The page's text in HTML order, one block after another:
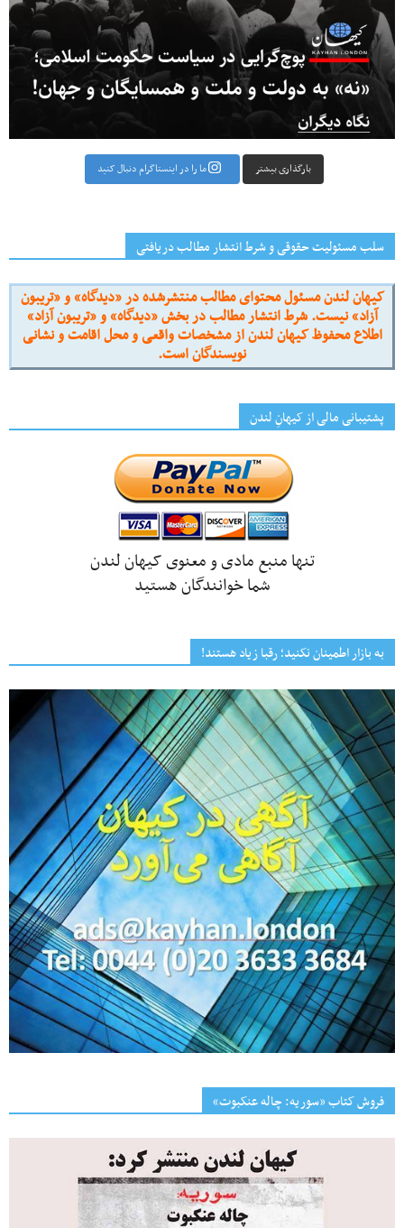
بارگذاری بیشتر ما را در اینستاگرام دنبال کنید
سلب مسئولیت حقوقی و شرط انتشار مطالب دریافتی
کیهان لندن مسئول محتوای مطالب منتشرشده در «دیدگاه» و «تریبون
آزاد» نیست. شرط انتشار مطالب در بخش «دیدگاه» و «تریبون آزاد»
اطلاع محفوظ کیهان لندن از مشخصات واقعی و محل اقامت و نشانی
نویسندگان است.
پشتیبانی مالی از کیهانِ لندن
تنها منبع مادی و معنوی کیهان لندن
شما خوانندگان هستید
به بازار اطمینان نکنید؛ رقبا زیاد هستند!
فروش کتاب «سوریه: چاله عنکبوت»